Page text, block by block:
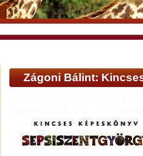
Zágoni Bálint: